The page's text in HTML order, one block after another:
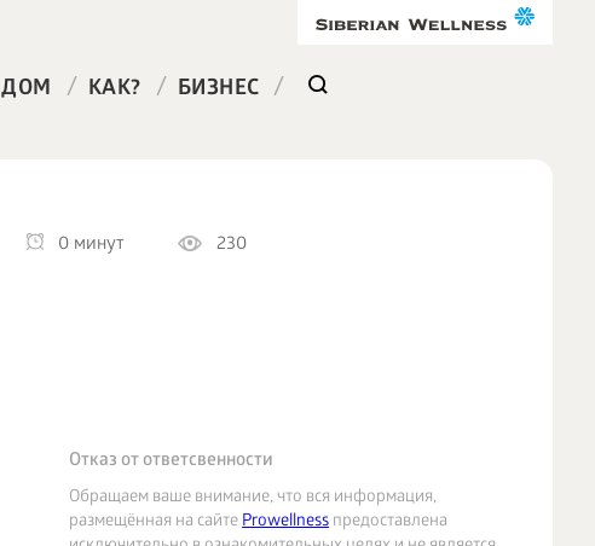
ДОМ / КАК? / БИЗНЕС /
0 минут 230
Отказ от ответсвенности
Обращаем ваше внимание, что вся информация,
размещённая на сайтеProwellnessпредоставлена